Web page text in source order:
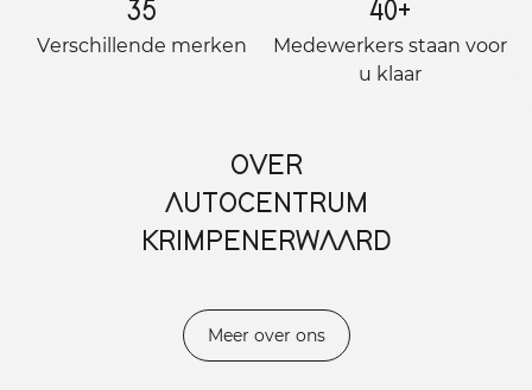
35
Verschillende merken
40+
Medewerkers staan ​​voor
u klaar
OVER
AUTOCENTRUM
KRIMPENERWAARD
Meer over ons